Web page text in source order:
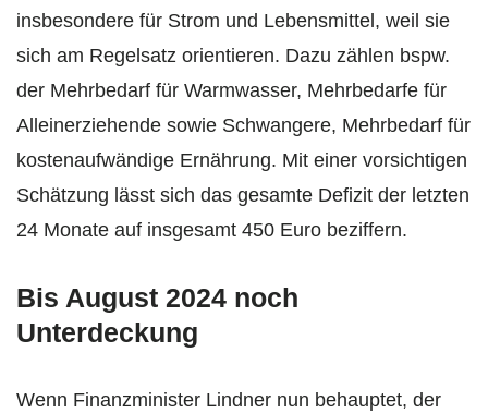
insbesondere für Strom und Lebensmittel, weil sie
sich am Regelsatz orientieren. Dazu zählen bspw.
der Mehrbedarf für Warmwasser, Mehrbedarfe für
Alleinerziehende sowie Schwangere, Mehrbedarf für
kostenaufwändige Ernährung. Mit einer vorsichtigen
Schätzung lässt sich das gesamte Defizit der letzten
24 Monate auf insgesamt 450 Euro beziffern.
Bis August 2024 noch
Unterdeckung
Wenn Finanzminister Lindner nun behauptet, der